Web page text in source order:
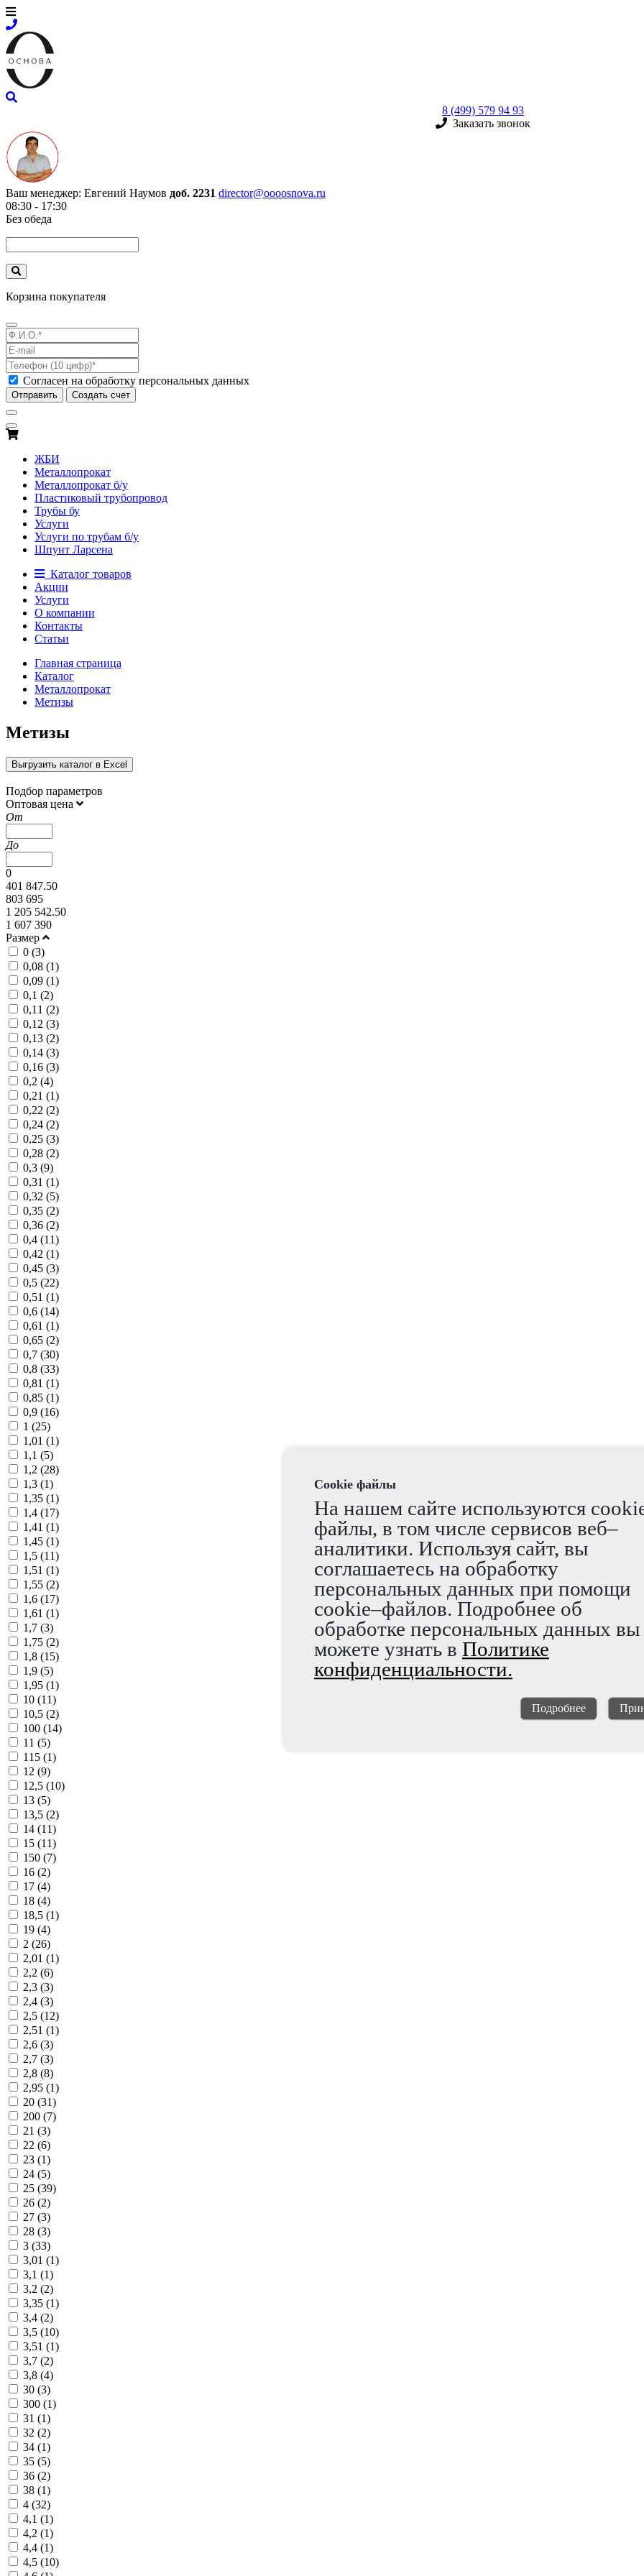
8 (499) 579 94 93
Заказать звонок
Ваш менеджер: Евгений Наумов доб. 2231 director@oooosnova.ru
08:30 - 17:30
Без обеда
Корзина покупателя
Согласен на обработку персональных данных
Отправить Создать счет
ЖБИ
Металлопрокат
Металлопрокат б/у
Пластиковый трубопровод
Трубы бу
Услуги
Услуги по трубам б/у
Шпунт Ларсена
Каталог товаров
Акции
Услуги
О компании
Контакты
Статьи
Главная страница
Каталог
Металлопрокат
Метизы
Метизы
Выгрузить каталог в Excel
Подбор параметров
Оптовая цена
От
До
0
401 847.50
803 695
1 205 542.50
1 607 390
Размер
0 (3)
0,08 (1)
0,09 (1)
0,1 (2)
0,11 (2)
0,12 (3)
0,13 (2)
0,14 (3)
0,16 (3)
0,2 (4)
0,21 (1)
0,22 (2)
0,24 (2)
0,25 (3)
0,28 (2)
0,3 (9)
0,31 (1)
0,32 (5)
0,35 (2)
0,36 (2)
0,4 (11)
0,42 (1)
0,45 (3)
0,5 (22)
0,51 (1)
0,6 (14)
0,61 (1)
0,65 (2)
0,7 (30)
0,8 (33)
0,81 (1)
0,85 (1)
0,9 (16)
1 (25)
1,01 (1)
1,1 (5)
1,2 (28)
1,3 (1)
1,35 (1)
1,4 (17)
1,41 (1)
1,45 (1)
1,5 (11)
1,51 (1)
1,55 (2)
1,6 (17)
1,61 (1)
1,7 (3)
1,75 (2)
1,8 (15)
1,9 (5)
1,95 (1)
10 (11)
10,5 (2)
100 (14)
11 (5)
115 (1)
12 (9)
12,5 (10)
13 (5)
13,5 (2)
14 (11)
15 (11)
150 (7)
16 (2)
17 (4)
18 (4)
18,5 (1)
19 (4)
2 (26)
2,01 (1)
2,2 (6)
2,3 (3)
2,4 (3)
2,5 (12)
2,51 (1)
2,6 (3)
2,7 (3)
2,8 (8)
2,95 (1)
20 (31)
200 (7)
21 (3)
22 (6)
23 (1)
24 (5)
25 (39)
26 (2)
27 (3)
28 (3)
3 (33)
3,01 (1)
3,1 (1)
3,2 (2)
3,35 (1)
3,4 (2)
3,5 (10)
3,51 (1)
3,7 (2)
3,8 (4)
30 (3)
300 (1)
31 (1)
32 (2)
34 (1)
35 (5)
36 (2)
38 (1)
4 (32)
4,1 (1)
4,2 (1)
4,4 (1)
4,5 (10)
Cookie файлы
На нашем сайте используются
файлы, в том числе сервисов веб–
аналитики. Используя сайт, вы
соглашаетесь на обработку
персональных данных при помощи
cookie–файлов. Подробнее об
обработке персональных данных вы
можете узнать в Политике
конфиденциальности.
Подробнее